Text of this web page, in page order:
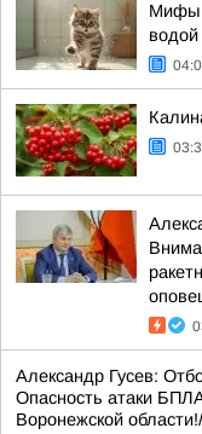
Мифы
водой
Александр Гусев:
Опасность атаки
Воронежской